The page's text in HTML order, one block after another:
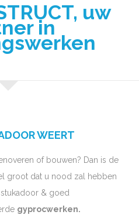
uw
in
WEERT
of bouwen? Dan is de
groot dat u nood zal hebben
stukadoor & goed
gyprocwerken.